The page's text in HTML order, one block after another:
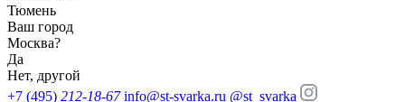
Тюмень
Ваш город
Москва?
Да
Нет, другой
+7 (495) 212-18-67 info@st-svarka.ru @st_svarka